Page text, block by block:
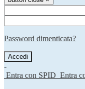
Password dimenticata?
-
Entra con SPID Entra